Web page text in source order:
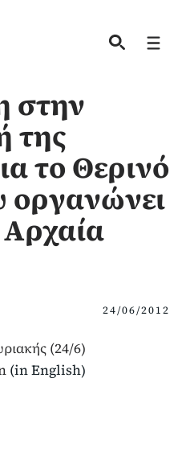
στην
της
το Θερινό
οργανώνει
24/06/2012
(24/6)
(in English)